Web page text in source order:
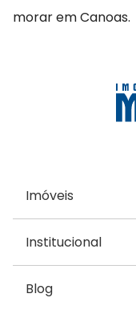
morar em Canoas.
Imóveis
Institucional
Blog